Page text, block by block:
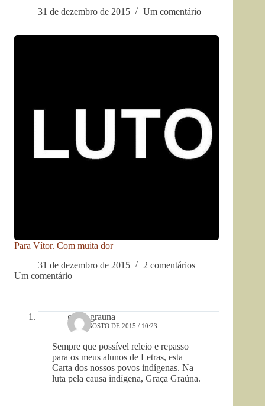
31 de dezembro de 2015
Um comentário
Para Vítor. Com muita dor
31 de dezembro de 2015
2 comentários
Um comentário
graça grauna
1 DE AGOSTO DE 2015 / 10:23
Sempre que possível releio e repasso
para os meus alunos de Letras, esta
Carta dos nossos povos indígenas. Na
luta pela causa indígena, Graça Graúna.